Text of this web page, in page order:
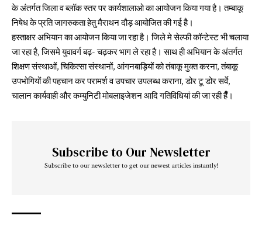
के अंतर्गत जिला व ब्लॉक स्तर पर कार्यशालाओ का आयोजन किया गया है। तम्बाकू
निषेध के प्रति जागरुकता हेतु मैराथन दौड़ आयोजित की गई है।
हस्ताक्षर अभियान का आयोजन किया जा रहा है। जिले मे सेल्फी कॉन्टेस्ट भी चलाया
जा रहा है, जिसमे युवावर्ग बढ़- चढ़कर भाग ले रहा है। साथ ही अभियान के अंतर्गत
शिक्षण संस्थाओं, चिकित्सा संस्थानों, आंगनबाड़ियों को तंबाकू मुक्त करना, तंबाकू
उपभोगियों की पहचान कर परामर्श व उपचार उपलब्ध कराना, डोर टू डोर सर्वे,
चालान कार्यवाही और कम्युनिटी मोबलाइजेशन आदि गतिविधियां की जा रही हैँ।
Subscribe to Our Newsletter
Subscribe to our newsletter to get our newest articles instantly!